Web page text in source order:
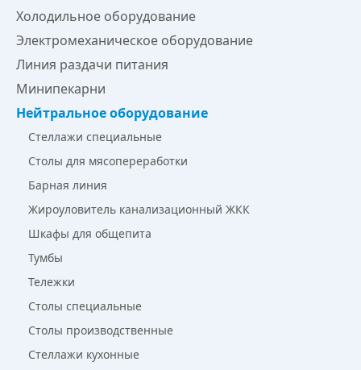
Холодильное оборудование
Электромеханическое оборудование
Линия раздачи питания
Минипекарни
Нейтральное оборудование
Стеллажи специальные
Столы для мясопереработки
Барная линия
Жироуловитель канализационный ЖКК
Шкафы для общепита
Тумбы
Тележки
Столы специальные
Столы производственные
Стеллажи кухонные